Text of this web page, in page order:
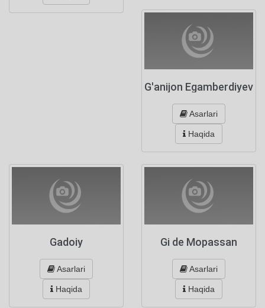
G'anijon Egamberdiyev
Asarlari
Haqida
Gadoiy
Asarlari
Haqida
Gi de Mopassan
Asarlari
Haqida